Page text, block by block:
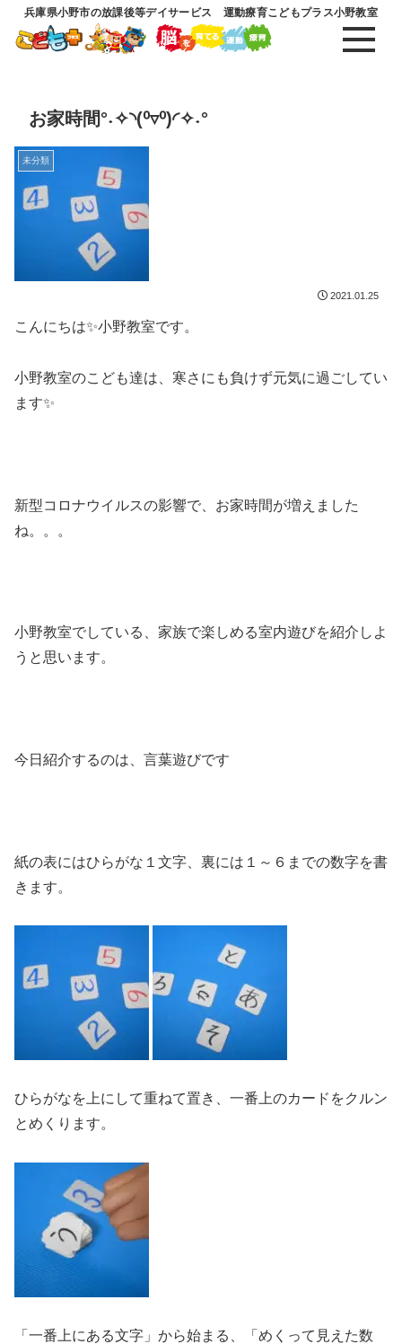
兵庫県小野市の放課後等デイサービス 運動療育こどもプラス小野教室
お家時間°˖✧◝(⁰▿⁰)◜✧˖°
未分類
2021.01.25
こんにちは✨小野教室です。
小野教室のこども達は、寒さにも負けず元気に過ごしてい
ます✨
新型コロナウイルスの影響で、お家時間が増えました
ね。。。
小野教室でしている、家族で楽しめる室内遊びを紹介しよ
うと思います。
今日紹介するのは、言葉遊びです
紙の表にはひらがな１文字、裏には１～６までの数字を書
きます。
ひらがなを上にして重ねて置き、一番上のカードをクルン
とめくります。
「一番上にある文字」から始まる、「めくって見えた数